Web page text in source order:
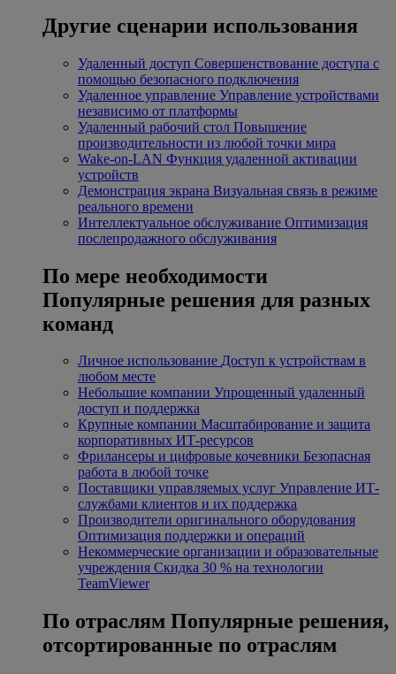
Другие сценарии использования
Удаленный доступ Совершенствование доступа с
помощью безопасного подключения
Удаленное управление Управление устройствами
независимо от платформы
Удаленный рабочий стол Повышение
производительности из любой точки мира
Wake-on-LAN Функция удаленной активации
устройств
Демонстрация экрана Визуальная связь в режиме
реального времени
Интеллектуальное обслуживание Оптимизация
послепродажного обслуживания
По мере необходимости
Популярные решения для разных
команд
Личное использование Доступ к устройствам в
любом месте
Небольшие компании Упрощенный удаленный
доступ и поддержка
Крупные компании Масштабирование и защита
корпоративных ИТ-ресурсов
Фрилансеры и цифровые кочевники Безопасная
работа в любой точке
Поставщики управляемых услуг Управление ИТ-
службами клиентов и их поддержка
Производители оригинального оборудования
Оптимизация поддержки и операций
Некоммерческие организации и образовательные
учреждения Скидка 30 % на технологии
TeamViewer
По отраслям Популярные решения,
отсортированные по отраслям